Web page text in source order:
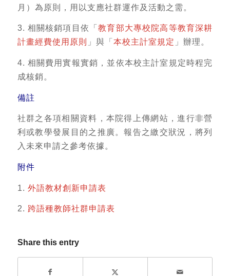
月）為原則，用以支應社群運作及活動之需。
3. 相關核銷項目依「教育部大專校院高等教育深耕
計畫經費使用原則
」與「 本校主計室規定 」辦理。
4. 相關費用實報實銷，並依本校主計室規定時程完
成核銷。
備註
社群之各項相關資料，本院得上傳網站，進行非營
利或教學發展目的之推廣。報告之繳交狀況，將列
入未來申請之參考依據。
附件
1. 外語教材創新申請表
2. 跨語種教師社群申請表
Share this entry